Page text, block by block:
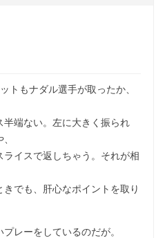
トもナダル選手が取ったか、
端ない。左に大きく振られ
イスで返しちゃう。それが相
でも、肝心なポイントを取り
レーをしているのだが。